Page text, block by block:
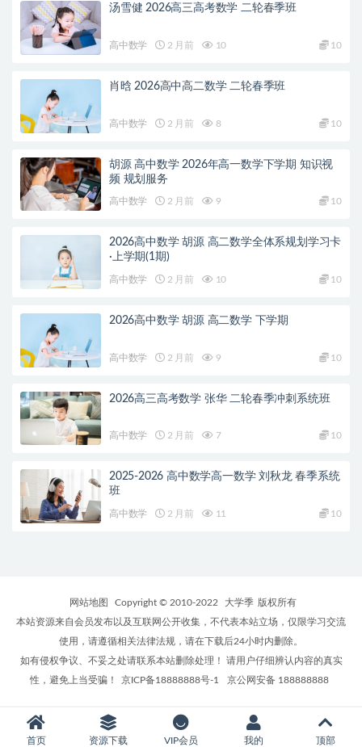
汤雪健 2026高三高考数学 二轮春季班
高中数学 2 月前 10 10
肖晗 2026高中高二数学 二轮春季班
高中数学 2 月前 8 10
胡源 高中数学 2026年高一数学下学期 知识视
频 规划服务
高中数学 2 月前 9 10
2026高中数学 胡源 高二数学全体系规划学习卡
·上学期(1期)
高中数学 2 月前 10 10
2026高中数学 胡源 高二数学 下学期
高中数学 2 月前 9 10
2026高三高考数学 张华 二轮春季冲刺系统班
高中数学 2 月前 7 10
2025-2026 高中数学高一数学 刘秋龙 春季系统
班
高中数学 2 月前 11 10
网站地图 Copyright © 2010-2022 大学季 版权所有
本站资源来自会员发布以及互联网公开收集，不代表本站立场，仅限学习交流
使用，请遵循相关法律法规，请在下载后24小时内删除。
如有侵权争议、不妥之处请联系本站删除处理！ 请用户仔细辨认内容的真实
性，避免上当受骗！
京ICP备18888888号-1 京公网安备 188888888
首页 资源下载 VIP会员 我的 顶部